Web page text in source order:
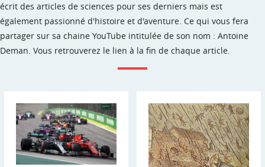
écrit des articles de sciences pour ses derniers mais est
également passionné d'histoire et d'aventure. Ce qui vous fera
partager sur sa chaine YouTube intitulée de son nom : Antoine
Deman. Vous retrouverez le lien à la fin de chaque article.